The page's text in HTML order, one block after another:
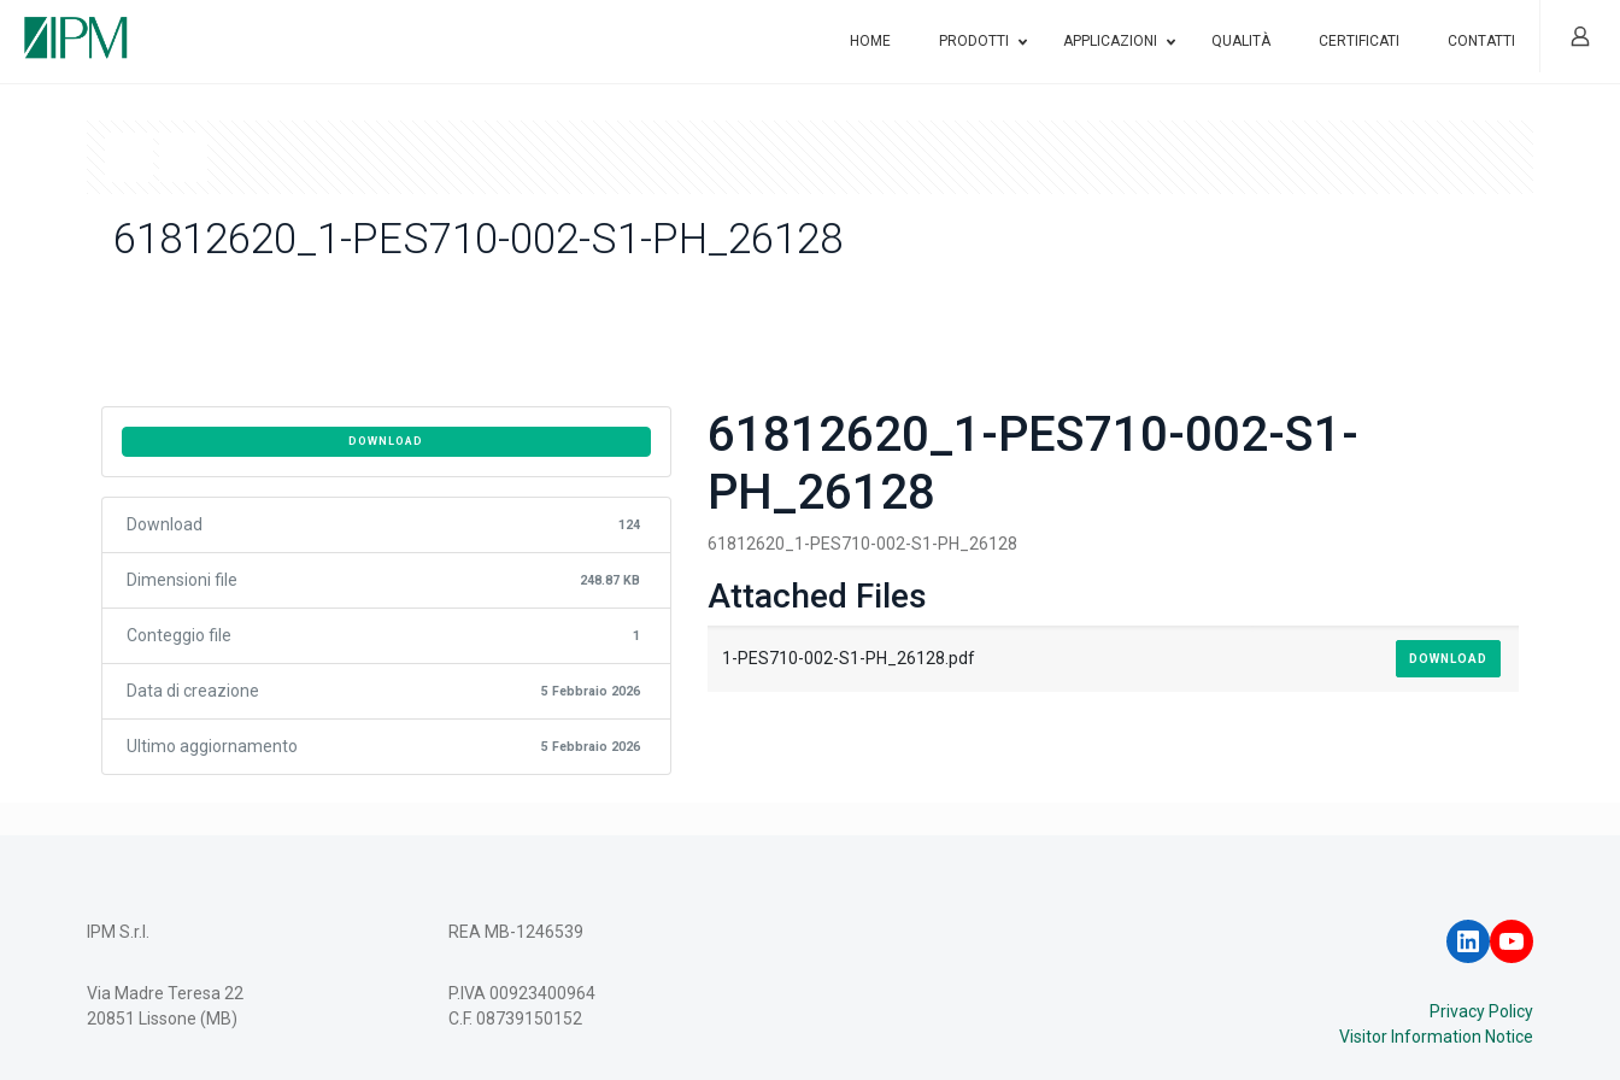
HOME PRODOTTI APPLICAZIONI QUALITÀ CERTIFICATI CONTATTI
61812620_1-PES710-002-S1-PH_26128
DOWNLOAD
Download 124
Dimensioni file 248.87 KB
Conteggio file 1
Data di creazione 5 Febbraio 2026
Ultimo aggiornamento 5 Febbraio 2026
61812620_1-PES710-002-S1-
PH_26128
61812620_1-PES710-002-S1-PH_26128
Attached Files
1-PES710-002-S1-PH_26128.pdf DOWNLOAD
IPM S.r.l.
Via Madre Teresa 22
20851 Lissone (MB)
REA MB-1246539
P.IVA 00923400964
C.F. 08739150152
LinkedIn
YouTube
Privacy Policy
Visitor Information Notice